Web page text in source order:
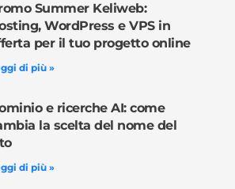
Summer Keliweb:
WordPress e VPS in
per il tuo progetto online
di più »
e ricerche AI: come
la scelta del nome del
di più »